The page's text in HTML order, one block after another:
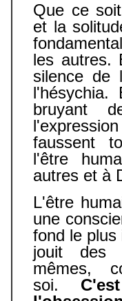
Que ce
et la
les autres.
silence de
l'hésychia.
bruyant
faussent
l'être
autres et à
L'être
une
fond le plus
jouit des
mêmes,
soi.